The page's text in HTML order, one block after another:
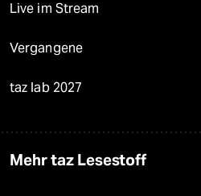
Live im Stream
Vergangene
taz lab 2027
Mehr taz Lesestoff